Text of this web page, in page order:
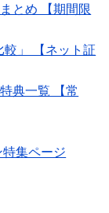
とめ 【期間限
較」 【ネット証
典一覧 【常
集ページ